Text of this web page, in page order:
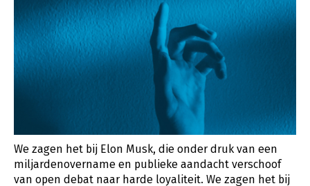
We zagen het bij Elon Musk, die onder druk van een
miljardenovername en publieke aandacht verschoof
van open debat naar harde loyaliteit. We zagen het bij